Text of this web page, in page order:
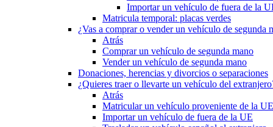
Importar un vehículo de fuera de la
Matricula temporal: placas verdes
¿Vas a comprar o vender un vehículo de segunda
Atrás
Comprar un vehículo de segunda mano
Vender un vehículo de segunda mano
Donaciones, herencias y divorcios o separaciones
¿Quieres traer o llevarte un vehículo del
Atrás
Matricular un vehículo proveniente de la UE
Importar un vehículo de fuera de la UE